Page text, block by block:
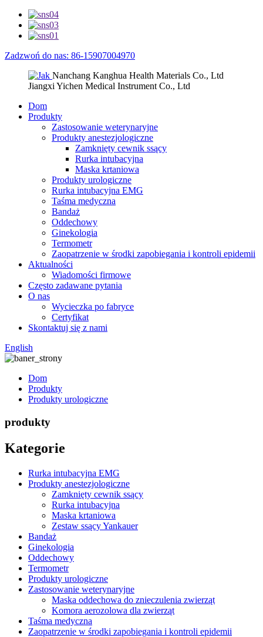
Zadzwoń do nas: 86-15907004970
Nanchang Kanghua Health Materials Co., Ltd
Jiangxi Yichen Medical Instrument Co., Ltd
Dom
Produkty
Zastosowanie weterynaryjne
Produkty anestezjologiczne
Zamknięty cewnik ssący
Rurka intubacyjna
Maska krtaniowa
Produkty urologiczne
Rurka intubacyjna EMG
Taśma medyczna
Bandaż
Oddechowy
Ginekologia
Termometr
Zaopatrzenie w środki zapobiegania i kontroli epidemii
Aktualności
Wiadomości firmowe
Często zadawane pytania
O nas
Wycieczka po fabryce
Certyfikat
Skontaktuj się z nami
English
Dom
Produkty
Produkty urologiczne
produkty
Kategorie
Rurka intubacyjna EMG
Produkty anestezjologiczne
Zamknięty cewnik ssący
Rurka intubacyjna
Maska krtaniowa
Zestaw ssący Yankauer
Bandaż
Ginekologia
Oddechowy
Termometr
Produkty urologiczne
Zastosowanie weterynaryjne
Maska oddechowa do znieczulenia zwierząt
Komora aerozolowa dla zwierząt
Taśma medyczna
Zaopatrzenie w środki zapobiegania i kontroli epidemii